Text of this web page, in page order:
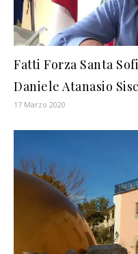
Fatti Forza Santa
Daniele Atanasio
17 Marzo 2020